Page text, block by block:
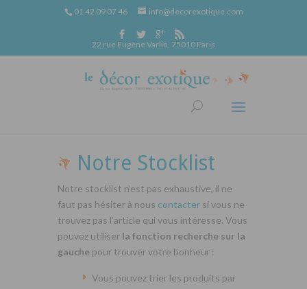
01 42 09 07 46 info@decorexotique.com
22 rue Eugène Varlin, 75010 Paris
Notre Stocklist
Notre stocklist n’est pas exhaustive, il ne
faut pas hésiter à nous contacter si vous ne
trouvez pas l’article qui vous intéresse. Vous
pouvez utiliser la fonction recherche sur la
gauche pour trouver votre bonheur :
Vous pouvez trier les produits par